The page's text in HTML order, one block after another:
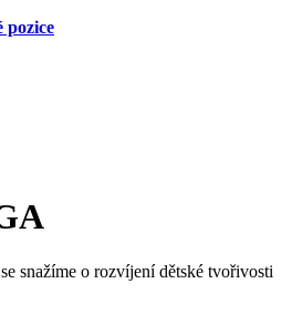
pozice
snažíme o rozvíjení dětské tvořivosti